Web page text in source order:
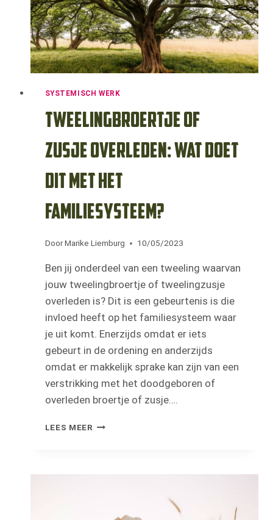
SYSTEMISCH WERK
Tweelingbroertje of
zusje overleden: wat doet
dit met het
familiesysteem?
Door Marike Liemburg 10/05/2023
Ben jij onderdeel van een tweeling waarvan
jouw tweelingbroertje of tweelingzusje
overleden is? Dit is een gebeurtenis is die
invloed heeft op het familiesysteem waar
je uit komt. Enerzijds omdat er iets
gebeurt in de ordening en anderzijds
omdat er makkelijk sprake kan zijn van een
verstrikking met het doodgeboren of
overleden broertje of zusje….
LEES MEER TWEELINGBROERTJE